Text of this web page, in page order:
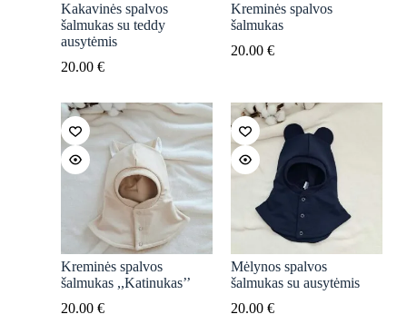
Kakavinės spalvos
šalmukas su teddy
ausytėmis
20.00 €
Kreminės spalvos
šalmukas
20.00 €
Kreminės spalvos
šalmukas ,,Katinukas’’
20.00 €
Mėlynos spalvos
šalmukas su ausytėmis
20.00 €